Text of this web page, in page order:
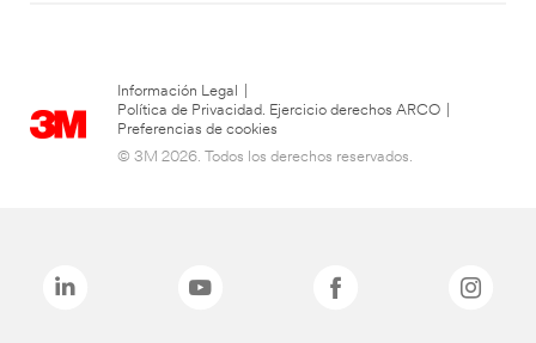
Información Legal
Política de Privacidad. Ejercicio derechos ARCO
Preferencias de cookies
© 3M 2026. Todos los derechos reservados.